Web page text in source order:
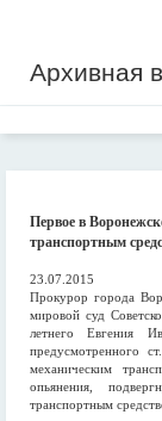
Архивная
Первое в
транспортным
23.07.2015
Прокурор города
мировой суд
летнего Евгения
предусмотренного
механическим
опьянения,
транспортным